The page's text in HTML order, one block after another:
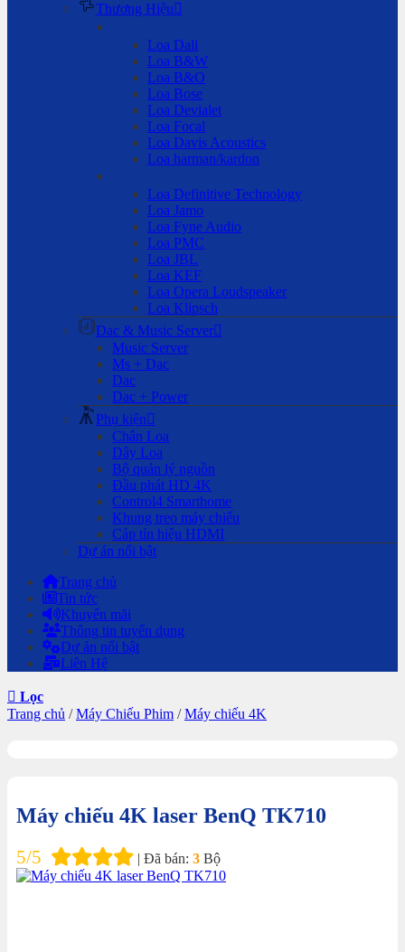
Thương Hiệu
Loa Dali
Loa B&W
Loa B&O
Loa Bose
Loa Devialet
Loa Focal
Loa Davis Acoustics
Loa harman/kardon
Loa Definitive Technology
Loa Jamo
Loa Fyne Audio
Loa PMC
Loa JBL
Loa KEF
Loa Opera Loudspeaker
Loa Klipsch
Dac & Music Server
Music Server
Ms + Dac
Dac
Dac + Power
Phụ kiện
Chân Loa
Dây Loa
Bộ quản lý nguồn
Đầu phát HD 4K
Control4 Smarthome
Khung treo máy chiếu
Cáp tín hiệu HDMI
Dự án nổi bật
Trang chủ
Tin tức
Khuyến mãi
Thông tin tuyển dụng
Dự án nổi bật
Liên Hệ
Lọc
Trang chủ / Máy Chiếu Phim / Máy chiếu 4K
Máy chiếu 4K laser BenQ TK710
5/5 | Đã bán:3 Bộ